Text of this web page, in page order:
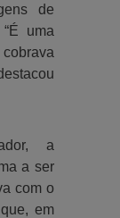
de
uma
a
a ser
com o
em